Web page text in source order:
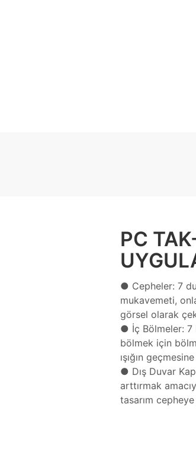
PC
● Cepheler: 7
mukavemeti,
görsel olarak
● İç Bölmeler: 7
bölmek için
ışığın
● Dış Duvar
arttırmak
tasarım